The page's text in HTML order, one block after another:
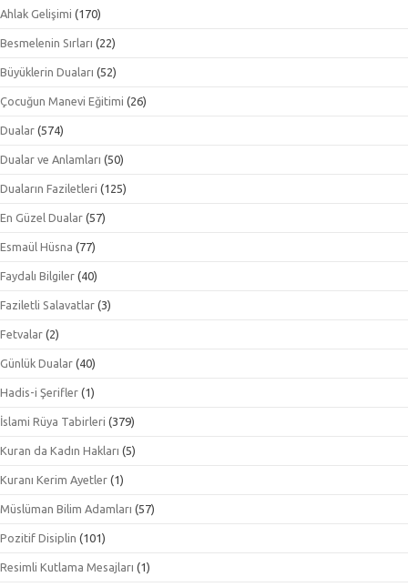
Ahlak Gelişimi (170)
Besmelenin Sırları (22)
Büyüklerin Duaları (52)
Çocuğun Manevi Eğitimi (26)
Dualar (574)
Dualar ve Anlamları (50)
Duaların Faziletleri (125)
En Güzel Dualar (57)
Esmaül Hüsna (77)
Faydalı Bilgiler (40)
Faziletli Salavatlar (3)
Fetvalar (2)
Günlük Dualar (40)
Hadis-i Şerifler (1)
İslami Rüya Tabirleri (379)
Kuran da Kadın Hakları (5)
Kuranı Kerim Ayetler (1)
Müslüman Bilim Adamları (57)
Pozitif Disiplin (101)
Resimli Kutlama Mesajları (1)